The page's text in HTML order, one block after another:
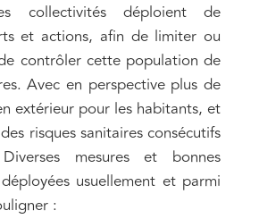
collectivités déploient de
et actions, afin de limiter ou
contrôler cette population de
Avec en perspective plus de
extérieur pour les habitants, et
risques sanitaires consécutifs
mesures et bonnes
usuellement et parmi
: